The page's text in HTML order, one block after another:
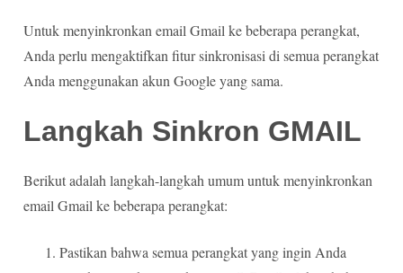
Untuk menyinkronkan email Gmail ke beberapa perangkat,
Anda perlu mengaktifkan fitur sinkronisasi di semua perangkat
Anda menggunakan akun Google yang sama.
Langkah Sinkron GMAIL
Berikut adalah langkah-langkah umum untuk menyinkronkan
email Gmail ke beberapa perangkat:
Pastikan bahwa semua perangkat yang ingin Anda